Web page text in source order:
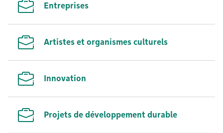
Entreprises
Artistes et organismes culturels
Innovation
Projets de développement durable